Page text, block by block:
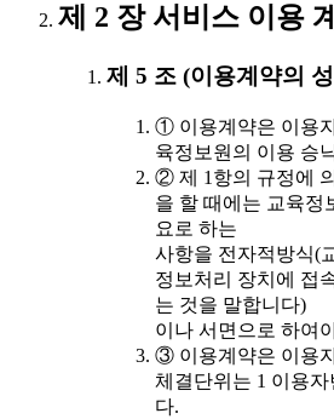
제 2 장 서비스 이용
제 5 조 (이용계약의
① 이용계약은 이용
육정보원의 이용 승
② 제 1항의 규정에
을 할 때에는 교육정
요로 하는
사항을 전자적방식(
정보처리 장치에 접
는 것을 말합니다)
이나 서면으로 하여
③ 이용계약은 이용
체결단위는 1 이용
다.